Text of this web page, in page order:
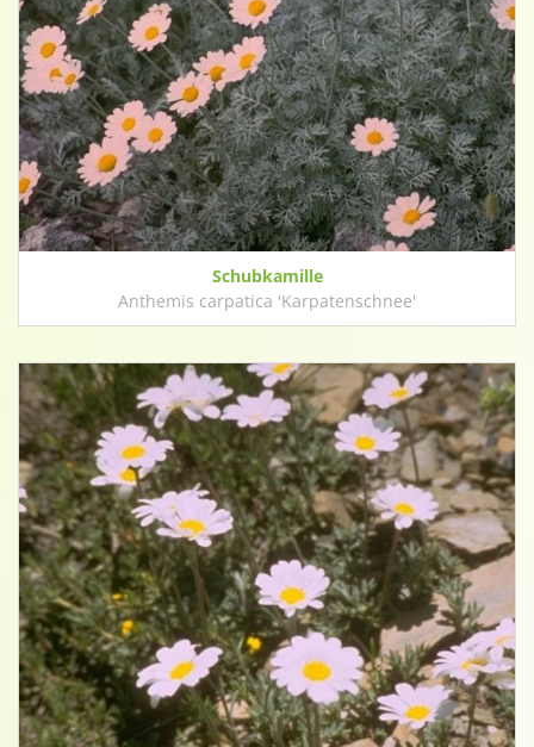
Schubkamille
Anthemis carpatica 'Karpatenschnee'